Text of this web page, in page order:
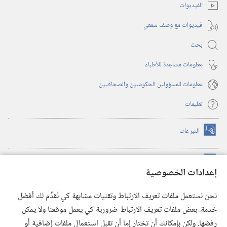
إعدادات الخصوصية
نحن نستعمل ملفات تعريف الارتباط وتقنيات مشابهة كي نُقدِّم لك أفضل
خدمة. بعض ملفات تعريف الارتباط ضرورية كي يعمل موقعنا ولا يمكن
رفضها. ولكن بإمكانك أن تختار إما أن تقبل استعمال ملفات إضافية أو
الفيديوات
فيديوات مع وصف سمعي
بحث
معلومات مساعِدة للأطباء
معلومات للمسؤولين الحكوميين والصحافيين
تعليمات
التبرعات (يفتح
نافذة
(يفتح
نافذة
(يفتح
نافذة
جديدة) تطبيق ®
JW Library